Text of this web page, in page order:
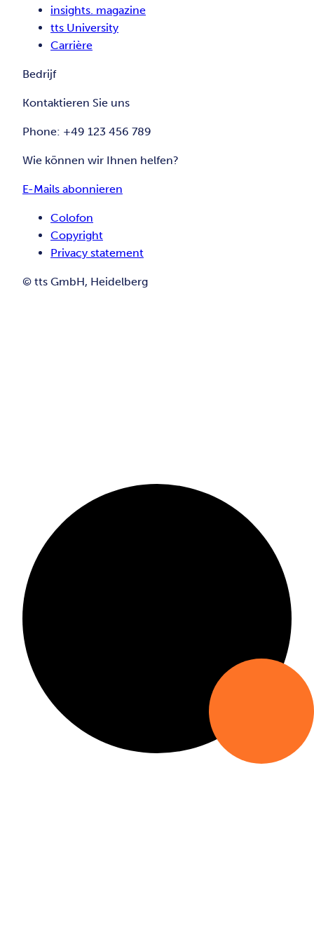
insights. magazine
tts University
Carrière
Bedrijf
Kontaktieren Sie uns
Phone: +49 123 456 789
Wie können wir Ihnen helfen?
E-Mails abonnieren
Colofon
Copyright
Privacy statement
© tts GmbH, Heidelberg